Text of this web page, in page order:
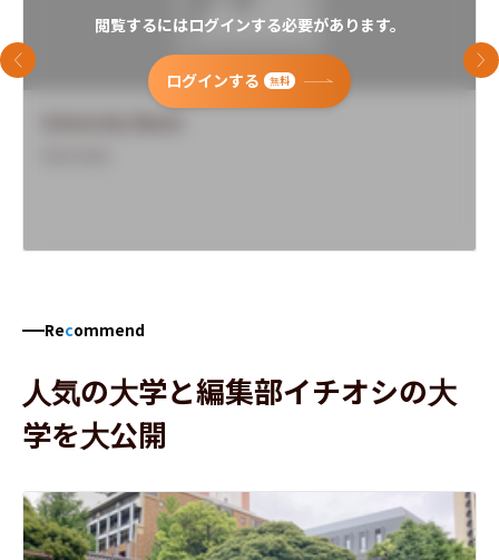
閲覧するにはログインする必要があります。
ログインする 無料
前のスライド 次
Recommend
人気の大学と編集部イチオシの大
学を大公開